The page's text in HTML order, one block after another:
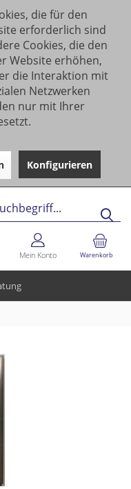
die für den
erforderlich sind
Cookies, die den
Website erhöhen,
die Interaktion mit
Netzwerken
nur mit Ihrer
Konfigurieren
Warenkorb
Mein Konto